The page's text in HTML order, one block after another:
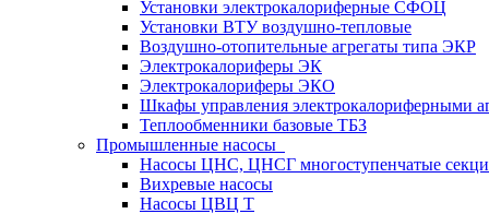
Установки электрокалориферные СФОЦ
Установки ВТУ воздушно-тепловые
Воздушно-отопительные агрегаты типа ЭКР
Электрокалориферы ЭК
Электрокалориферы ЭКО
Шкафы управления электрокалориферными
Теплообменники базовые ТБЗ
Промышленные насосы
Насосы ЦНС, ЦНСГ многоступенчатые
Вихревые насосы
Насосы ЦВЦ Т